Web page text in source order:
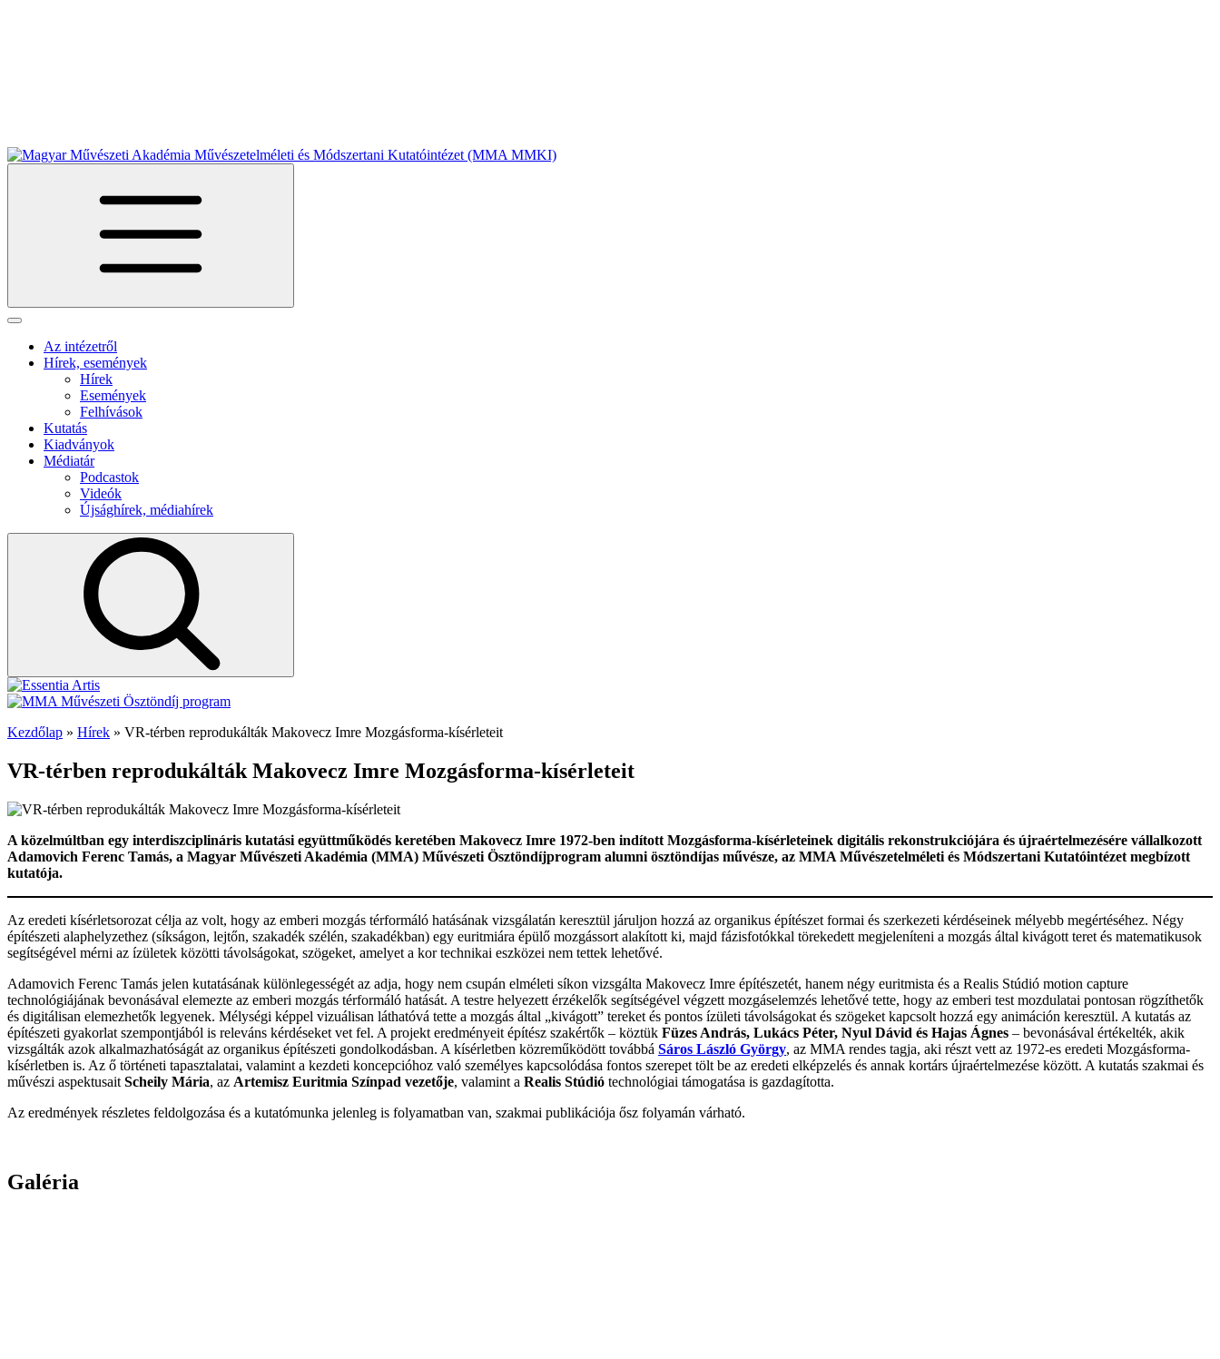
Az intézetről
Hírek, események
Hírek
Események
Felhívások
Kutatás
Kiadványok
Médiatár
Podcastok
Videók
Újsághírek, médiahírek
Kezdőlap » Hírek » VR-térben reprodukálták Makovecz Imre Mozgásforma-kísérleteit
VR-térben reprodukálták Makovecz Imre Mozgásforma-kísérleteit
A közelmúltban egy interdiszciplináris kutatási együttműködés keretében Makovecz Imre 1972-ben indított Mozgásforma-kísérleteinek digitális rekonstrukciójára és újraértelmezésére vállalkozott
Adamovich Ferenc Tamás, a Magyar Művészeti Akadémia (MMA) Művészeti Ösztöndíjprogram alumni ösztöndíjas művésze, az MMA Művészetelméleti és Módszertani Kutatóintézet megbízott
kutatója.
Az eredeti kísérletsorozat célja az volt, hogy az emberi mozgás térformáló hatásának vizsgálatán keresztül járuljon hozzá az organikus építészet formai és szerkezeti kérdéseinek mélyebb megértéséhez. Négy
építészeti alaphelyzethez (síkságon, lejtőn, szakadék szélén, szakadékban) egy euritmiára épülő mozgássort alakított ki, majd fázisfotókkal törekedett megjeleníteni a mozgás által kivágott teret és matematikusok
segítségével mérni az ízületek közötti távolságokat, szögeket, amelyet a kor technikai eszközei nem tettek lehetővé.
Adamovich Ferenc Tamás jelen kutatásának különlegességét az adja, hogy nem csupán elméleti síkon vizsgálta Makovecz Imre építészetét, hanem négy euritmista és a Realis Stúdió motion capture
technológiájának bevonásával elemezte az emberi mozgás térformáló hatását. A testre helyezett érzékelők segítségével végzett mozgáselemzés lehetővé tette, hogy az emberi test mozdulatai pontosan rögzíthetők
és digitálisan elemezhetők legyenek. Mélységi képpel vizuálisan láthatóvá tette a mozgás által „kivágott” tereket és pontos ízületi távolságokat és szögeket kapcsolt hozzá egy animáción keresztül. A kutatás az
építészeti gyakorlat szempontjából is releváns kérdéseket vet fel. A projekt eredményeit építész szakértők – köztük Füzes András, Lukács Péter, Nyul Dávid és Hajas Ágnes – bevonásával értékelték, akik
vizsgálták azok alkalmazhatóságát az organikus építészeti gondolkodásban. A kísérletben közreműködött továbbá Sáros László György, az MMA rendes tagja, aki részt vett az 1972-es eredeti Mozgásforma-
kísérletben is. Az ő történeti tapasztalatai, valamint a kezdeti koncepcióhoz való személyes kapcsolódása fontos szerepet tölt be az eredeti elképzelés és annak kortárs újraértelmezése között. A kutatás szakmai és
művészi aspektusait Scheily Mária, az Artemisz Euritmia Színpad vezetője, valamint a Realis Stúdió technológiai támogatása is gazdagította.
Az eredmények részletes feldolgozása és a kutatómunka jelenleg is folyamatban van, szakmai publikációja ősz folyamán várható.
Galéria